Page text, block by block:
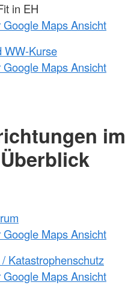
in EH
Google Maps Ansicht
WW-Kurse
Google Maps Ansicht
im
Überblick
Google Maps Ansicht
Katastrophenschutz
Google Maps Ansicht